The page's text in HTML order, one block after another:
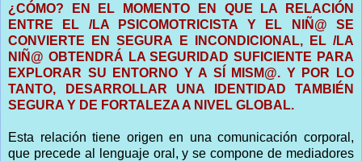
¿CÓMO? EN EL MOMENTO EN QUE LA RELACIÓN
ENTRE EL /LA PSICOMOTRICISTA Y EL NIÑ@ SE
CONVIERTE EN SEGURA E INCONDICIONAL, EL /LA
NIÑ@ OBTENDRÁ LA SEGURIDAD SUFICIENTE PARA
EXPLORAR SU ENTORNO Y A SÍ MISM@. Y POR LO
TANTO, DESARROLLAR UNA IDENTIDAD TAMBIÉN
SEGURA Y DE FORTALEZA A NIVEL GLOBAL.
Esta relación tiene origen en una comunicación corporal,
que precede al lenguaje oral, y se compone de mediadores